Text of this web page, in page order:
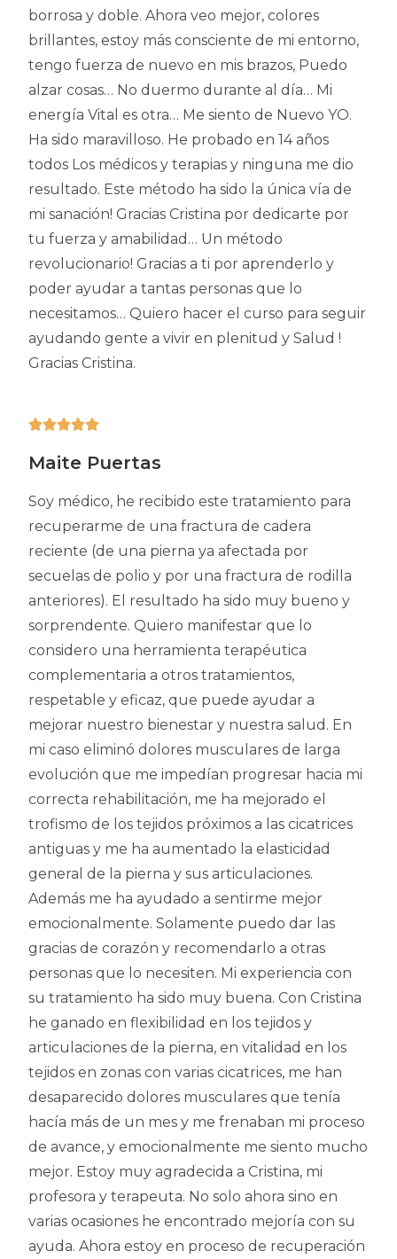
borrosa y doble. Ahora veo mejor, colores
brillantes, estoy más consciente de mi entorno,
tengo fuerza de nuevo en mis brazos, Puedo
alzar cosas… No duermo durante al día… Mi
energía Vital es otra… Me siento de Nuevo YO.
Ha sido maravilloso. He probado en 14 años
todos Los médicos y terapias y ninguna me dio
resultado. Este método ha sido la única vía de
mi sanación! Gracias Cristina por dedicarte por
tu fuerza y amabilidad… Un método
revolucionario! Gracias a ti por aprenderlo y
poder ayudar a tantas personas que lo
necesitamos… Quiero hacer el curso para seguir
ayudando gente a vivir en plenitud y Salud !
Gracias Cristina.

Maite Puertas
Soy médico, he recibido este tratamiento para
recuperarme de una fractura de cadera
reciente (de una pierna ya afectada por
secuelas de polio y por una fractura de rodilla
anteriores). El resultado ha sido muy bueno y
sorprendente. Quiero manifestar que lo
considero una herramienta terapéutica
complementaria a otros tratamientos,
respetable y eficaz, que puede ayudar a
mejorar nuestro bienestar y nuestra salud. En
mi caso eliminó dolores musculares de larga
evolución que me impedían progresar hacia mi
correcta rehabilitación, me ha mejorado el
trofismo de los tejidos próximos a las cicatrices
antiguas y me ha aumentado la elasticidad
general de la pierna y sus articulaciones.
Además me ha ayudado a sentirme mejor
emocionalmente. Solamente puedo dar las
gracias de corazón y recomendarlo a otras
personas que lo necesiten. Mi experiencia con
su tratamiento ha sido muy buena. Con Cristina
he ganado en flexibilidad en los tejidos y
articulaciones de la pierna, en vitalidad en los
tejidos en zonas con varias cicatrices, me han
desaparecido dolores musculares que tenía
hacía más de un mes y me frenaban mi proceso
de avance, y emocionalmente me siento mucho
mejor. Estoy muy agradecida a Cristina, mi
profesora y terapeuta. No solo ahora sino en
varias ocasiones he encontrado mejoría con su
ayuda. Ahora estoy en proceso de recuperación